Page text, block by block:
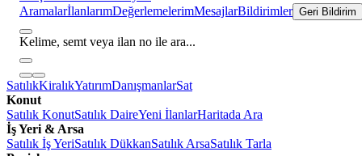
AramalarİlanlarımDeğerlemelerimMesajlarBildirimler Geri Bildirim
Kelime, semt veya ilan no ile ara...
SatılıkKiralıkYatırımDanışmanlarSat
Konut
Satılık KonutSatılık DaireYeni İlanlarHaritada Ara
İş Yeri & Arsa
Satılık İş YeriSatılık DükkanSatılık ArsaSatılık Tarla